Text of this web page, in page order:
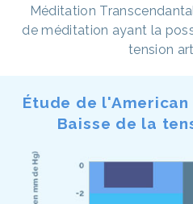
Méditation
de méditation ayant la
tension
Étude de
Baisse de la